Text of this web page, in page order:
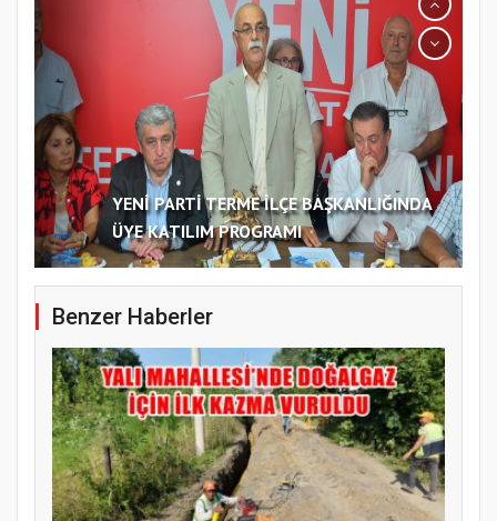
YENİ PARTİ TERME İLÇE BAŞKANLIĞINDA
ÜYE KATILIM PROGRAMI
Benzer Haberler